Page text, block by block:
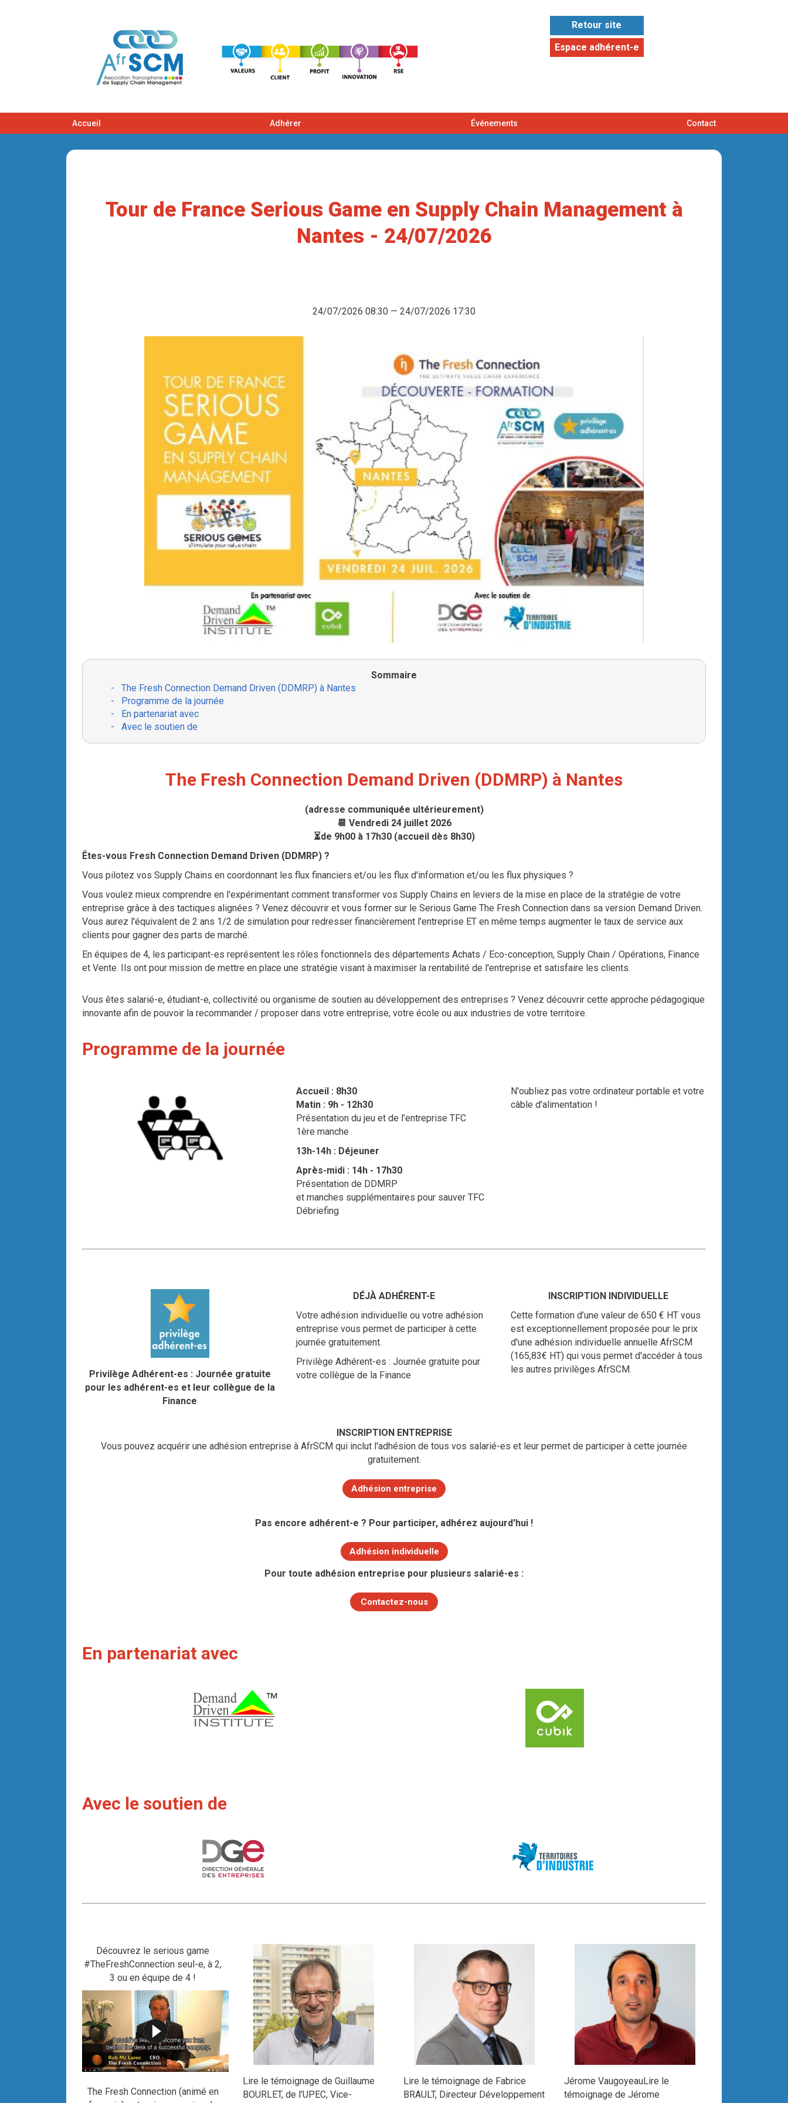
Retour site
Espace adhérent-e
Accueil Adhérer Événements Contact
Tour de France Serious Game en Supply Chain Management à
Nantes - 24/07/2026
24/07/2026 08:30 — 24/07/2026 17:30
Sommaire
-
The Fresh Connection Demand Driven (DDMRP) à Nantes
-
Programme de la journée
-
En partenariat avec
-
Avec le soutien de
The Fresh Connection Demand Driven (DDMRP) à Nantes
(adresse communiquée ultérieurement)
📆 Vendredi 24 juillet 2026
⏳de 9h00 à 17h30 (accueil dès 8h30)
Êtes-vous Fresh Connection Demand Driven (DDMRP) ?
Vous pilotez vos Supply Chains en coordonnant les flux financiers et/ou les flux d'information et/ou les flux physiques ?
Vous voulez mieux comprendre en l'expérimentant comment transformer vos Supply Chains en leviers de la mise en place de la stratégie de votre
entreprise grâce à des tactiques alignées ? Venez découvrir et vous former sur le Serious Game The Fresh Connection dans sa version Demand Driven.
Vous aurez l'équivalent de 2 ans 1/2 de simulation pour redresser financièrement l'entreprise ET en même temps augmenter le taux de service aux
clients pour gagner des parts de marché.
En équipes de 4, les participant-es représentent les rôles fonctionnels des départements Achats / Eco-conception, Supply Chain / Opérations, Finance
et Vente. Ils ont pour mission de mettre en place une stratégie visant à maximiser la rentabilité de l'entreprise et satisfaire les clients.
Vous êtes salarié-e, étudiant-e, collectivité ou organisme de soutien au développement des entreprises ? Venez découvrir cette approche pédagogique
innovante afin de pouvoir la recommander / proposer dans votre entreprise, votre école ou aux industries de votre territoire.
Programme de la journée
Accueil : 8h30
Matin : 9h - 12h30
Présentation du jeu et de l’entreprise TFC
1ère manche
13h-14h : Déjeuner
Après-midi : 14h - 17h30
Présentation de DDMRP
et manches supplémentaires pour sauver TFC
Débriefing
N'oubliez pas votre ordinateur portable et votre
câble d'alimentation !
Privilège Adhérent-es : Journée gratuite
pour les adhérent-es et leur collègue de la
Finance
DÉJÀ ADHÉRENT-E
Votre adhésion individuelle ou votre adhésion
entreprise vous permet de participer à cette
journée gratuitement.
Privilège Adhérent-es : Journée gratuite pour
votre collègue de la Finance
INSCRIPTION INDIVIDUELLE
Cette formation d’une valeur de 650 € HT vous
est exceptionnellement proposée pour le prix
d'une adhésion individuelle annuelle AfrSCM
(165,83€ HT) qui vous permet d'accéder à tous
les autres privilèges AfrSCM.
INSCRIPTION ENTREPRISE
Vous pouvez acquérir une adhésion entreprise à AfrSCM qui inclut l'adhésion de tous vos salarié-es et leur permet de participer à cette journée
gratuitement.
Adhésion entreprise
Pas encore adhérent-e ? Pour participer, adhérez aujourd'hui !
Adhésion individuelle
Pour toute adhésion entreprise pour plusieurs salarié-es :
Contactez-nous
En partenariat avec
Avec le soutien de
Découvrez le serious game
#TheFreshConnection seul-e, à 2,
3 ou en équipe de 4 !
The Fresh Connection (animé en
Lire le témoignage de Guillaume
BOURLET, de l’UPEC, Vice-
Lire le témoignage de Fabrice
BRAULT, Directeur Développement
Jérome VaugoyeauLire le
témoignage de Jérome